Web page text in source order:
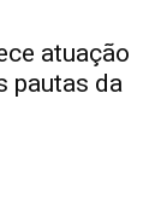
atuação
pautas da